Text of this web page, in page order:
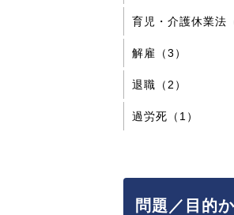
育児・介護休業法
解雇（3）
退職（2）
過労死（1）
問題／目的